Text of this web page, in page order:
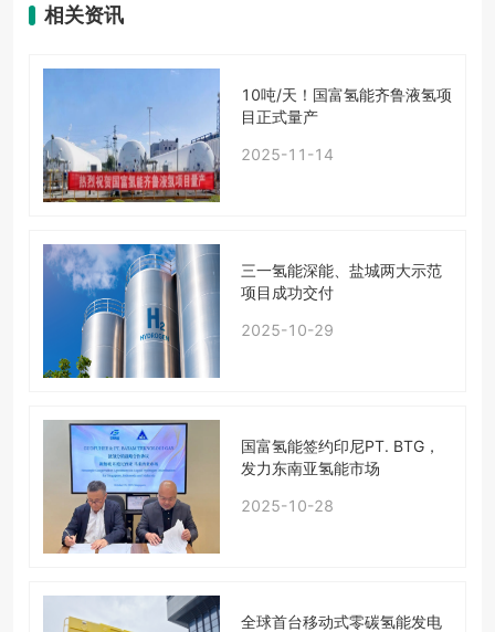
相关资讯
10吨/天！国富氢能齐鲁液氢项
目正式量产
2025-11-14
三一氢能深能、盐城两大示范
项目成功交付
2025-10-29
国富氢能签约印尼PT. BTG，
发力东南亚氢能市场
2025-10-28
全球首台移动式零碳氢能发电